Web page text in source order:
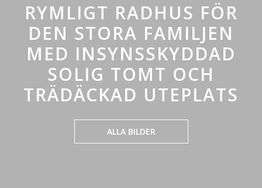
RYMLIGT RADHUS FÖR
DEN STORA FAMILJEN
MED INSYNSSKYDDAD
SOLIG TOMT OCH
TRÄDÄCKAD UTEPLATS
ALLA BILDER